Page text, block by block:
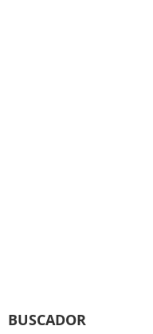
BUSCADOR